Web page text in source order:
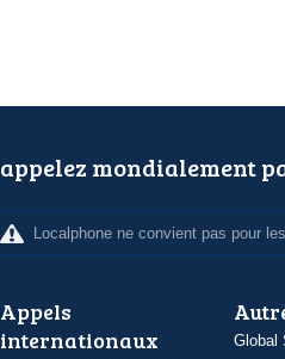
appelez mondialement
Localphone ne convient pas pour
Appels
internationaux
Global